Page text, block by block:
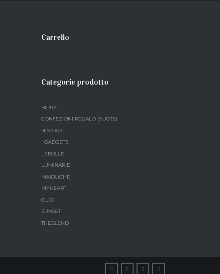
Carrello
Categorie prodotto
BIRRA
CONFEZIONI REGALO (VUOTE)
HISTORY
I GADGETS
LEBOLLE
LUMINARIE
MAIOLICHE
MYHEART
OLIO
SUNSET
THEBLEND